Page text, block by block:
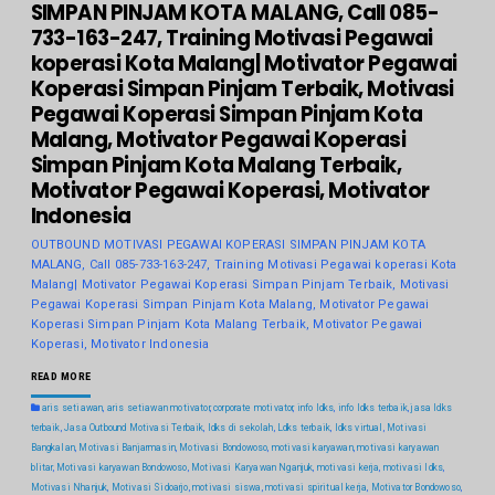
SIMPAN PINJAM KOTA MALANG, Call 085-
733-163-247, Training Motivasi Pegawai
koperasi Kota Malang| Motivator Pegawai
Koperasi Simpan Pinjam Terbaik, Motivasi
Pegawai Koperasi Simpan Pinjam Kota
Malang, Motivator Pegawai Koperasi
Simpan Pinjam Kota Malang Terbaik,
Motivator Pegawai Koperasi, Motivator
Indonesia
OUTBOUND MOTIVASI PEGAWAI KOPERASI SIMPAN PINJAM KOTA
MALANG, Call 085-733-163-247, Training Motivasi Pegawai koperasi Kota
Malang| Motivator Pegawai Koperasi Simpan Pinjam Terbaik, Motivasi
Pegawai Koperasi Simpan Pinjam Kota Malang, Motivator Pegawai
Koperasi Simpan Pinjam Kota Malang Terbaik, Motivator Pegawai
Koperasi, Motivator Indonesia
READ MORE
aris setiawan, aris setiawan motivator,corporate motivator, info ldks, info ldks terbaik,jasa ldks
terbaik,Jasa Outbound Motivasi Terbaik, ldks di sekolah, Ldks terbaik, ldks virtual , Motivasi
Bangkalan, Motivasi Banjarmasin, Motivasi Bondowoso, motivasi karyawan,motivasi karyawan
blitar, Motivasi karyawan Bondowoso, Motivasi Karyawan Nganjuk, motivasi kerja, motivasi ldks,
Motivasi Nhanjuk, Motivasi Sidoarjo,motivasi siswa , motivasi spiritual kerja, Motivator Bondowoso,